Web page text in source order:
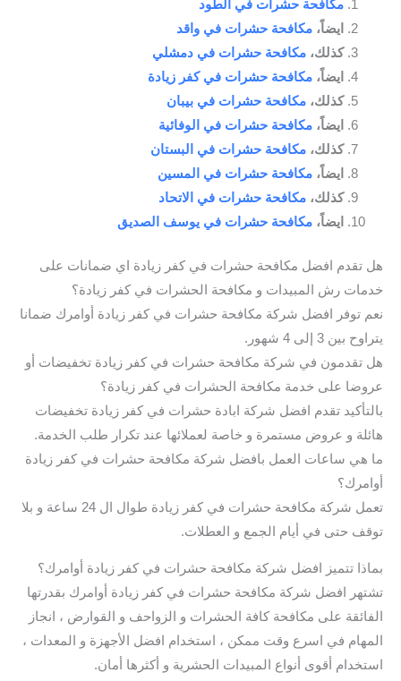
مكافحة حشرات في الطود
ايضاً، مكافحة حشرات في واقد
كذلك، مكافحة حشرات في دمشلي
ايضاً، مكافحة حشرات في كفر زيادة
كذلك، مكافحة حشرات في بيبان
ايضاً، مكافحة حشرات في الوفائية
كذلك، مكافحة حشرات في البستان
ايضاً، مكافحة حشرات في المسين
كذلك، مكافحة حشرات في الاتحاد
ايضاً، مكافحة حشرات في يوسف الصديق
هل تقدم افضل مكافحة حشرات في كفر زيادة اي ضمانات على
خدمات رش المبيدات و مكافحة الحشرات في كفر زيادة؟
نعم توفر افضل شركة مكافحة حشرات في كفر زيادة أوامرك ضمانا
يتراوح بين 3 إلى 4 شهور.
هل تقدمون في شركة مكافحة حشرات في كفر زيادة تخفيضات أو
عروضا على خدمة مكافحة الحشرات في كفر زيادة؟
بالتأكيد تقدم افضل شركة ابادة حشرات في كفر زيادة تخفيضات
هائلة و عروض مستمرة و خاصة لعملائها عند تكرار طلب الخدمة.
ما هي ساعات العمل بافضل شركة مكافحة حشرات في كفر زيادة
أوامرك؟
تعمل شركة مكافحة حشرات في كفر زيادة طوال ال 24 ساعة و بلا
توقف حتى في أيام الجمع و العطلات.
بماذا تتميز افضل شركة مكافحة حشرات في كفر زيادة أوامرك؟
تشتهر افضل شركة مكافحة حشرات في كفر زيادة أوامرك بقدرتها
الفائقة على مكافحة كافة الحشرات و الزواحف و القوارض ، انجاز
المهام في اسرع وقت ممكن ، استخدام افضل الأجهزة و المعدات ،
استخدام أقوى أنواع المبيدات الحشرية و أكثرها أمان.